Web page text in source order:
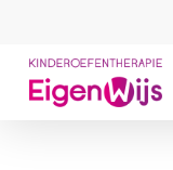
main
content